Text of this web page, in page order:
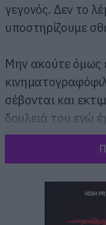
γεγονός. Δεν το
υποστηρίζουμε
Μην ακούτε όμως
σέβονται και
δουλειά του ενώ
Hateful Eight.